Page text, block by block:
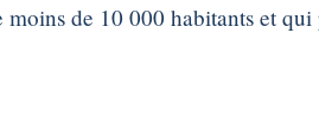
moins de 10 000 habitants et